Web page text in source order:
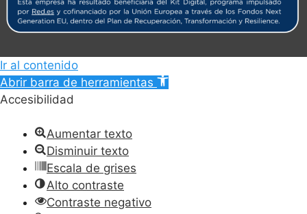
Ir al contenido
Abrir barra de herramientas
Accesibilidad
Aumentar texto
Disminuir texto
Escala de grises
Alto contraste
Contraste negativo